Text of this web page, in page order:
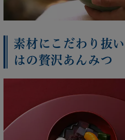
素材にこだわり抜
はの贅沢あんみつ